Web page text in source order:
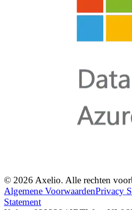
© 2026 Axelio. Alle rechten
Algemene VoorwaardenPrivacy
Statement